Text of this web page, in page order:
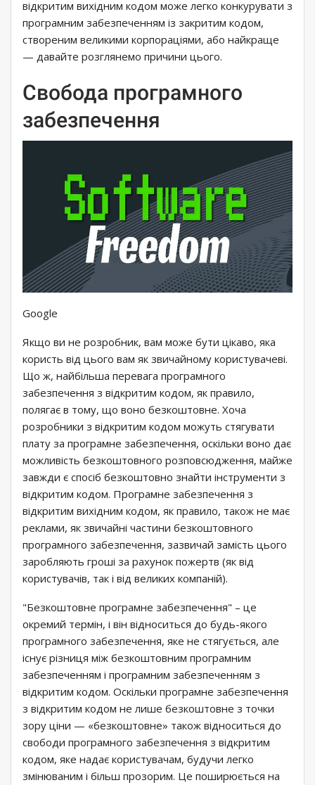
відкритим вихідним кодом може легко конкурувати з
програмним забезпеченням із закритим кодом,
створеним великими корпораціями, або найкраще
— давайте розглянемо причини цього.
Свобода програмного
забезпечення
Google
Якщо ви не розробник, вам може бути цікаво, яка
користь від цього вам як звичайному користувачеві.
Що ж, найбільша перевага програмного
забезпечення з відкритим кодом, як правило,
полягає в тому, що воно безкоштовне. Хоча
розробники з відкритим кодом можуть стягувати
плату за програмне забезпечення, оскільки воно дає
можливість безкоштовного розповсюдження, майже
завжди є спосіб безкоштовно знайти інструменти з
відкритим кодом. Програмне забезпечення з
відкритим вихідним кодом, як правило, також не має
реклами, як звичайні частини безкоштовного
програмного забезпечення, зазвичай замість цього
заробляють гроші за рахунок пожертв (як від
користувачів, так і від великих компаній).
"Безкоштовне програмне забезпечення" – це
окремий термін, і він відноситься до будь-якого
програмного забезпечення, яке не стягується, але
існує різниця між безкоштовним програмним
забезпеченням і програмним забезпеченням з
відкритим кодом. Оскільки програмне забезпечення
з відкритим кодом не лише безкоштовне з точки
зору ціни — «безкоштовне» також відноситься до
свободи програмного забезпечення з відкритим
кодом, яке надає користувачам, будучи легко
змінюваним і більш прозорим. Це поширюється на